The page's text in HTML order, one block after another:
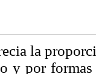
la
y por